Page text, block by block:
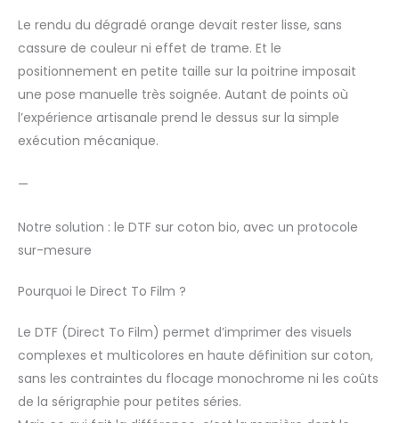
Le rendu du dégradé orange devait rester lisse, sans
cassure de couleur ni effet de trame. Et le
positionnement en petite taille sur la poitrine imposait
une pose manuelle très soignée. Autant de points où
l’expérience artisanale prend le dessus sur la simple
exécution mécanique.
—
Notre solution : le DTF sur coton bio, avec un protocole
sur-mesure
Pourquoi le Direct To Film ?
Le DTF (Direct To Film) permet d’imprimer des visuels
complexes et multicolores en haute définition sur coton,
sans les contraintes du flocage monochrome ni les coûts
de la sérigraphie pour petites séries.